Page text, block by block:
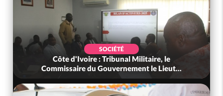
SOCIÉTÉ
Côte d'Ivoire : Tribunal Militaire, le
Commissaire du Gouvernement le Lieut...